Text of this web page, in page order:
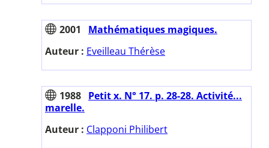
2001
Mathématiques magiques.
Auteur : Eveilleau Thérèse
1988 Petit x. N° 17. p. 28-28. Activité...
marelle.
Auteur : Clapponi Philibert